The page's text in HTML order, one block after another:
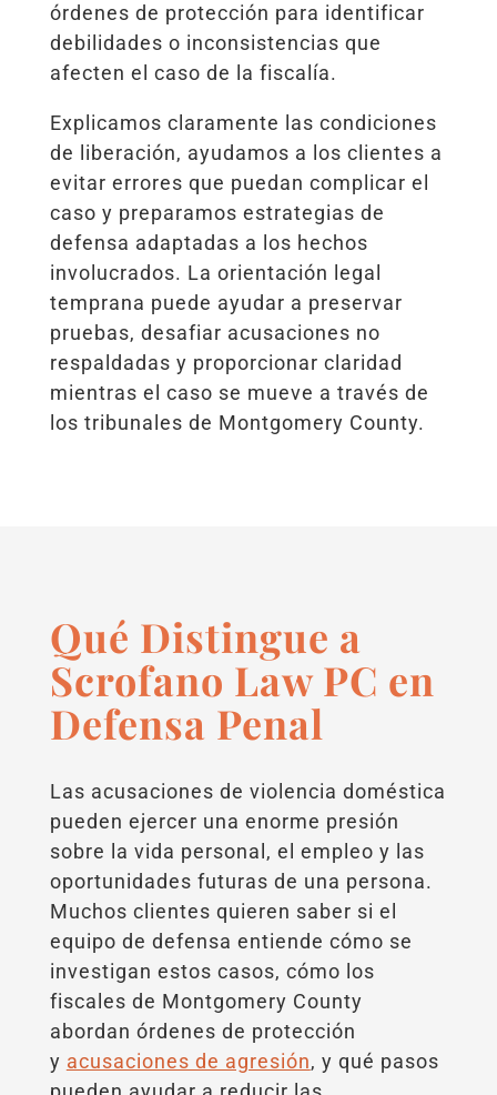
órdenes de protección para identificar
debilidades o inconsistencias que
afecten el caso de la fiscalía.
Explicamos claramente las condiciones
de liberación, ayudamos a los clientes a
evitar errores que puedan complicar el
caso y preparamos estrategias de
defensa adaptadas a los hechos
involucrados. La orientación legal
temprana puede ayudar a preservar
pruebas, desafiar acusaciones no
respaldadas y proporcionar claridad
mientras el caso se mueve a través de
los tribunales de Montgomery County.
Qué Distingue a
Scrofano Law PC en
Defensa Penal
Las acusaciones de violencia doméstica
pueden ejercer una enorme presión
sobre la vida personal, el empleo y las
oportunidades futuras de una persona.
Muchos clientes quieren saber si el
equipo de defensa entiende cómo se
investigan estos casos, cómo los
fiscales de Montgomery County
abordan órdenes de protección
y acusaciones de agresión, y qué pasos